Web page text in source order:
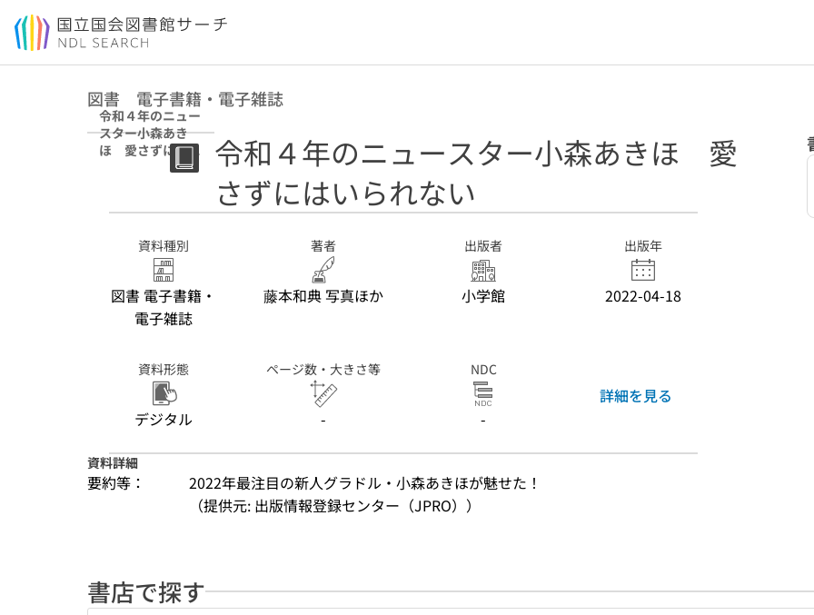
本文へ移動
図書 電子書籍・電子雑誌
令和４年のニュー
スター小森あき
ほ 愛さずにはい
令和４年のニュースター小森あきほ 愛
さずにはいられない
資料種別
図書 電子書籍・
電子雑誌
著者
藤本和典 写真ほか
出版者
小学館
出版年
2022-04-18
資料形態
デジタル
ページ数・大きさ等
-
NDC
-
詳細を見る
資料詳細
要約等：
2022年最注目の新人グラドル・小森あきほが魅せた！
（提供元: 出版情報登録センター（JPRO））
書店で探す